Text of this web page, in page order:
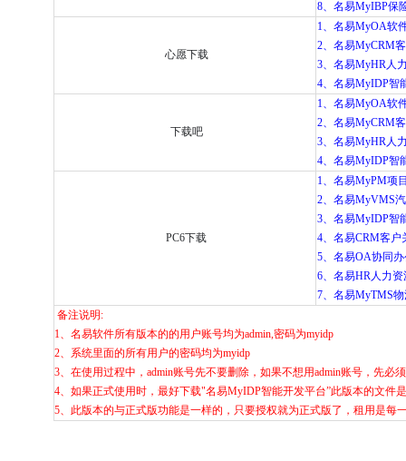
8、名易MyIBP保
心愿下载
1、名易MyOA软
2、名易MyCRM
3、名易MyHR人
4、名易MyIDP智
下载吧
1、名易MyOA软
2、名易MyCRM
3、名易MyHR人
4、名易MyIDP智
PC6下载
1、名易MyPM项
2、名易MyVMS
3、名易MyIDP智
4、名易CRM客户
5、名易OA协同
6、名易HR人力
7、名易MyTMS
备注说明:
1、名易软件所有版本的的用户账号均为admin,密码为myidp
2、系统里面的所有用户的密码均为myidp
3、在使用过程中，admin账号先不要删除，如果不想用admin账号，先必
4、如果正式使用时，最好下载"名易MyIDP智能开发平台”此版本的文件
5、此版本的与正式版功能是一样的，只要授权就为正式版了，租用是每